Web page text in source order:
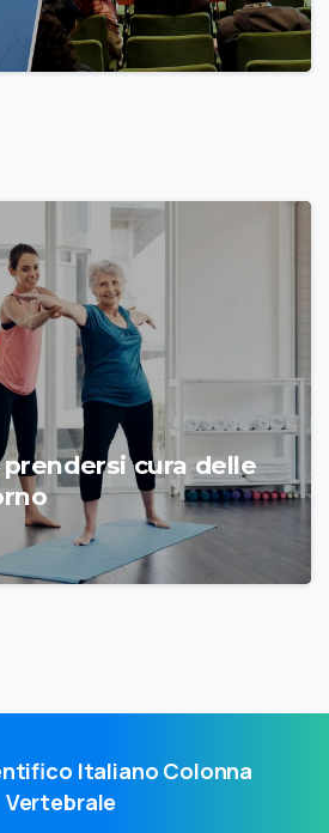
cura delle
Italiano Colonna
Vertebrale